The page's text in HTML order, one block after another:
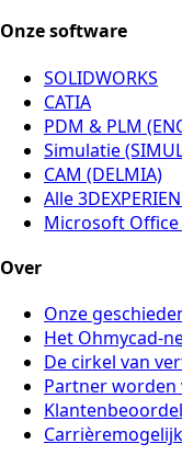
Onze software
SOLIDWORKS
CATIA
PDM & PLM
Simulatie
CAM (DELMIA)
Alle
Microsoft Office
Over
Onze
Het Ohmycad-
De cirkel van
Partner worden